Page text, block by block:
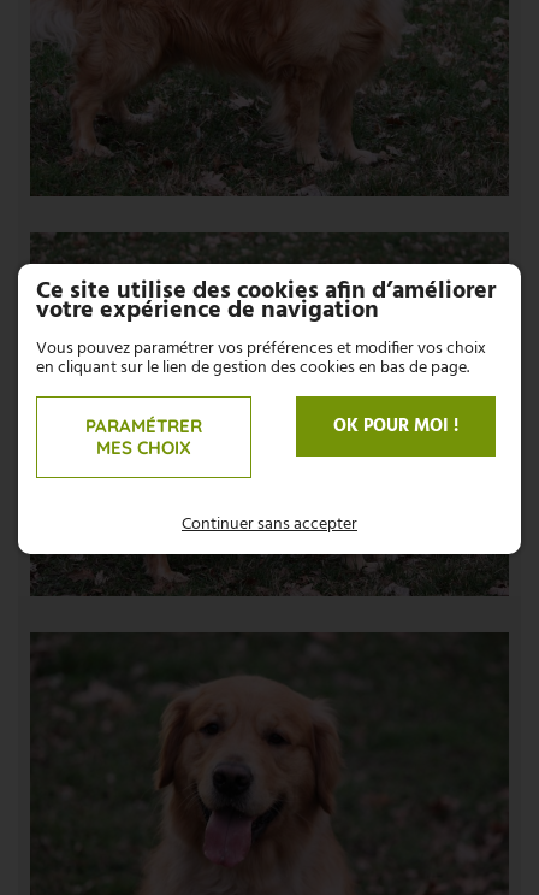
Ce site utilise des cookies afin d’améliorer
votre expérience de navigation
Vous pouvez paramétrer vos préférences et modifier vos choix
en cliquant sur le lien de gestion des cookies en bas de page.
PARAMÉTRER
MES CHOIX
OK POUR MOI !
Continuer sans accepter